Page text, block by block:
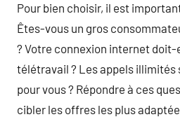
Pour bien choisir, il est
Êtes-vous un gros
? Votre connexion internet doit-
télétravail ? Les appels
pour vous ? Répondre à ces
cibler les offres les plus